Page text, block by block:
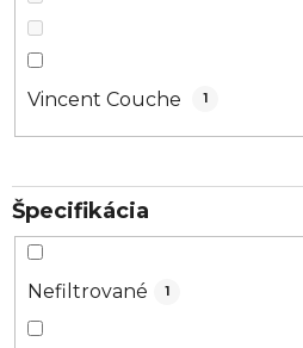
Vincent Couche 1
Špecifikácia
Nefiltrované 1